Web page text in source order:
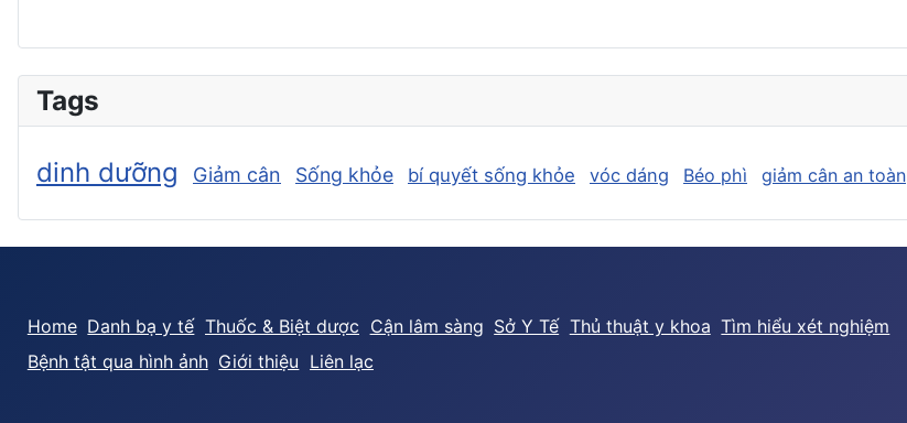
Tags
dinh dưỡng Giảm cân Sống khỏe bí quyết sống khỏe vóc dáng Béo phì giảm cân an toàn
Home Danh bạ y tế Thuốc & Biệt dược Cận lâm sàng Sở Y Tế Thủ thuật y khoa Tìm hiểu xét nghiệm
Bệnh tật qua hình ảnh Giới thiệu Liên lạc